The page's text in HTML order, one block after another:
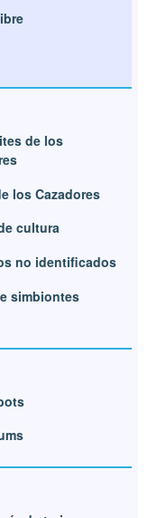
de los
los Cazadores
cultura
no identificados
simbiontes